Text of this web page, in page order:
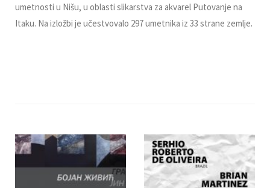
umetnosti u Nišu, u oblasti slikarstva za akvarel Putovanje na
Itaku. Na izložbi je učestvovalo 297 umetnika iz 33 strane zemlje.